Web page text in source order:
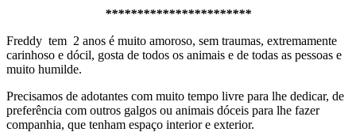
***********************
Freddy tem 2 anos é muito amoroso, sem traumas, extremamente
carinhoso e dócil, gosta de todos os animais e de todas as pessoas e
muito humilde.
Precisamos de adotantes com muito tempo livre para lhe dedicar, de
preferência com outros galgos ou animais dóceis para lhe fazer
companhia, que tenham espaço interior e exterior.